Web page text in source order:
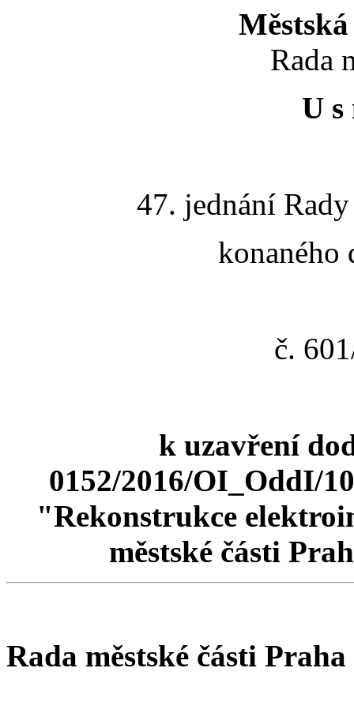
Rada
U s
47. jednání
konaného
č.
k uzavření
0152/2016/OI_OddI/
"Rekonstrukce
městské části
Rada městské části Praha